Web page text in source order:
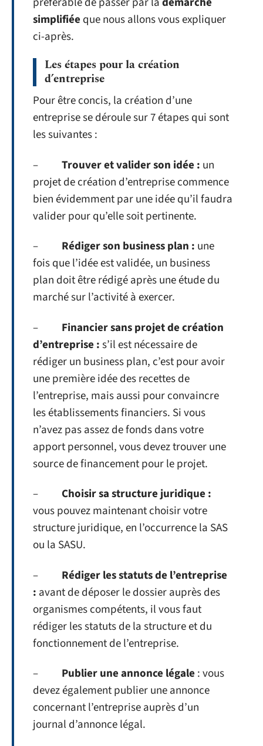
simplifiée que nous allons vous expliquer
ci-après.
Les étapes pour la création
d’entreprise
Pour être concis, la création d’une
entreprise se déroule sur 7 étapes qui sont
les suivantes :
– Trouver et valider son idée : un
projet de création d’entreprise commence
bien évidemment par une idée qu’il faudra
valider pour qu’elle soit pertinente.
– Rédiger son business plan : une
fois que l’idée est validée, un business
plan doit être rédigé après une étude du
marché sur l’activité à exercer.
– Financier sans projet de création
d’entreprise :s’il est nécessaire de
rédiger un business plan, c’est pour avoir
une première idée des recettes de
l’entreprise, mais aussi pour convaincre
les établissements financiers. Si vous
n’avez pas assez de fonds dans votre
apport personnel, vous devez trouver une
source de financement pour le projet.
– Choisir sa structure juridique :
vous pouvez maintenant choisir votre
structure juridique, en l’occurrence la SAS
ou la SASU.
– Rédiger les statuts de l’entreprise
: avant de déposer le dossier auprès des
organismes compétents, il vous faut
rédiger les statuts de la structure et du
fonctionnement de l’entreprise.
– Publier une annonce légale : vous
devez également publier une annonce
concernant l’entreprise auprès d’un
journal d’annonce légal.